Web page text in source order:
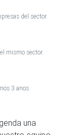
del sector.
mismo sector.
3 anos.
una